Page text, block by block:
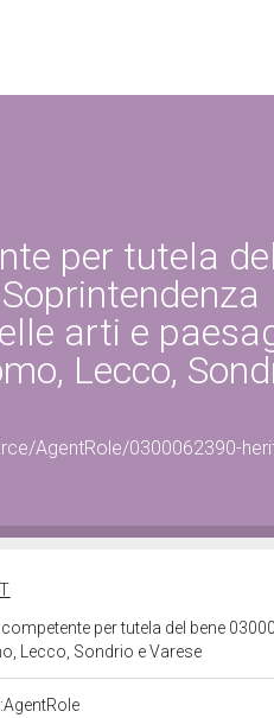
per tutela
arti e
Lecco,
AgentRole/0300062390-
IT
competente per tutela del bene
Lecco, Sondrio e Varese